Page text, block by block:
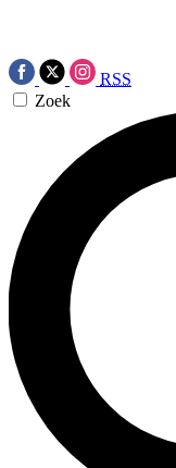
RSS
Zoek